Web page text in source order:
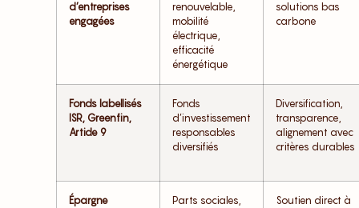
d’entreprises
engagées
renouvelable,
mobilité
électrique,
efficacité
énergétique
solutions bas
carbone
Fonds labellisés
ISR, Greenfin,
Article 9
Fonds
d’investissement
responsables
diversifiés
Diversification,
transparence,
alignement avec
critères durables
Épargne
Parts sociales,
Soutien direct à